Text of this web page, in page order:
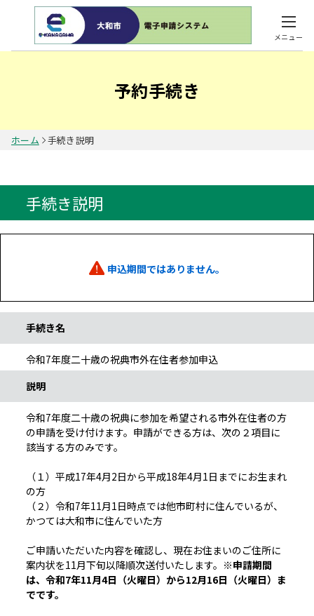
メニュー
予約手続き
ホーム 手続き説明
手続き説明
申込期間ではありません。
手続き名
令和7年度二十歳の祝典市外在住者参加申込
説明
令和7年度二十歳の祝典に参加を希望される市外在住者の方
の申請を受け付けます。申請ができる方は、次の２項目に
該当する方のみです。
（１）平成17年4月2日から平成18年4月1日までにお生まれ
の方
（２）令和7年11月1日時点では他市町村に住んでいるが、
かつては大和市に住んでいた方
ご申請いただいた内容を確認し、現在お住まいのご住所に
案内状を11月下旬以降順次送付いたします。 ※申請期間
は、令和7年11月4日（火曜日）から12月16日（火曜日）ま
でです。